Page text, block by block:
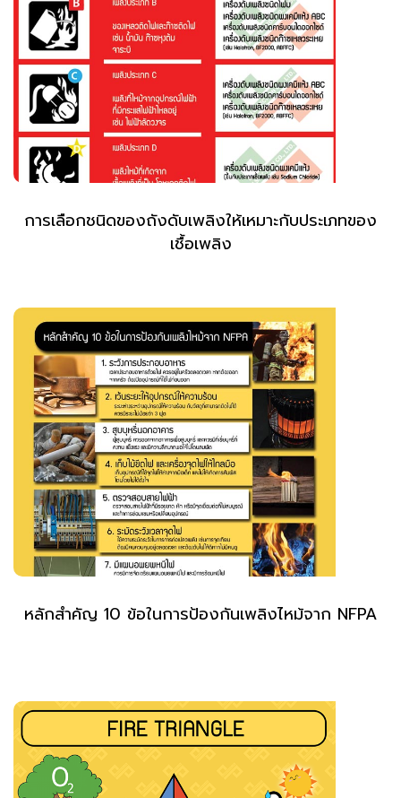
การเลือกชนิดของถังดับเพลิงให้เหมาะกับประเภทของ
เชื้อเพลิง
หลักสำคัญ 10 ข้อในการป้องกันเพลิงไหม้จาก NFPA